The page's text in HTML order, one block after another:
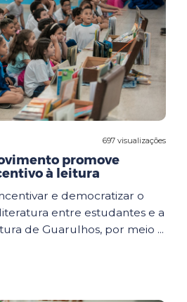
697 visualizações
promove
à leitura
e democratizar o
entre estudantes e a
de Guarulhos, por meio ...